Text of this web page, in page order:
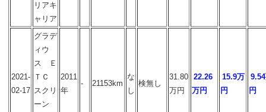
リアキ
ャリア
2021-
02-17
グラデ
ィウ
ス Ｅ
ＴＣ
スクリ
ーン
2011
年
- 21153km
な
し
検無し
31.80
万円
22.26
万円
15.9万
円
円